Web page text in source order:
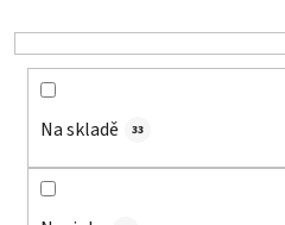
k
t
Na skladě 33